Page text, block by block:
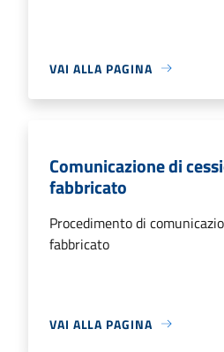
VAI ALLA PAGINA
Comunicazione di
fabbricato
Procedimento di
fabbricato
VAI ALLA PAGINA